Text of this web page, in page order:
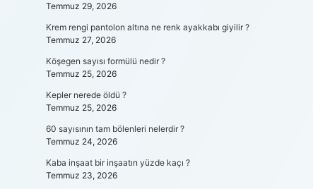
Temmuz 29, 2026
Krem rengi pantolon altına ne renk ayakkabı giyilir ?
Temmuz 27, 2026
Köşegen sayısı formülü nedir ?
Temmuz 25, 2026
Kepler nerede öldü ?
Temmuz 25, 2026
60 sayısının tam bölenleri nelerdir ?
Temmuz 24, 2026
Kaba inşaat bir inşaatın yüzde kaçı ?
Temmuz 23, 2026